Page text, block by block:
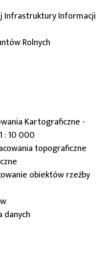
Infrastruktury Informacji
Rolnych
Kartograficzne -
: 10 000
topograficzne
obiektów rzeźby
danych
są na
zasobu
budynku Urzędu
Województwa